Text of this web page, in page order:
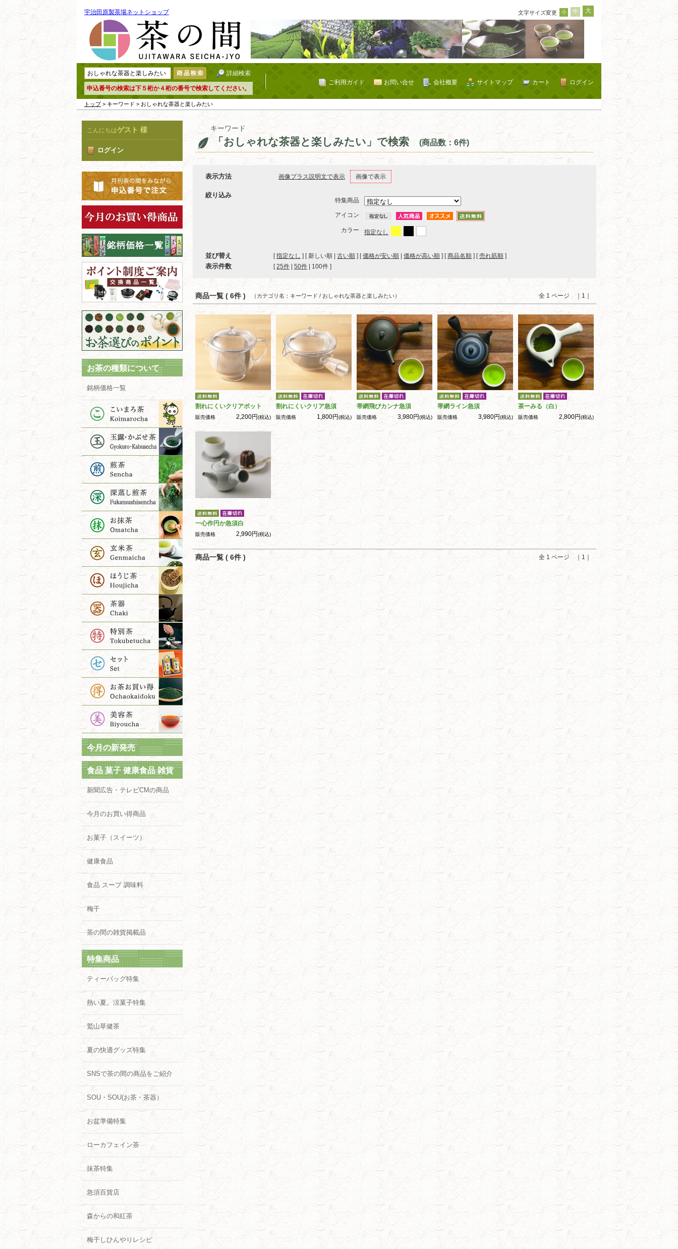
宇治田原製茶場ネットショップ 文字サイズ変更 小 中 大
詳細検索
申込番号の検索は下５桁か４桁の番号で検索してください。
ログイン
カート
サイトマップ
会社概要
お問い合せ
ご利用ガイド
トップ> キーワード > おしゃれな茶器と楽しみたい
こんにちはゲスト 様
ログイン
お茶の種類について
銘柄価格一覧
今月の新発売
食品 菓子 健康食品 雑貨
新聞広告・テレビCMの商品
今月のお買い得商品
お菓子（スイーツ）
健康食品
食品 スープ 調味料
梅干
茶の間の雑貨掲載品
特集商品
ティーバッグ特集
熱い夏。涼菓子特集
鷲山草健茶
夏の快適グッズ特集
SNSで茶の間の商品をご紹介
SOU・SOU(お茶・茶器）
お盆準備特集
ローカフェイン茶
抹茶特集
急須百貨店
森からの和紅茶
梅干しひんやりレシピ
キーワード
「おしゃれな茶器と楽しみたい」で検索 (商品数：6件)
表示方法 画像プラス説明文で表示 画像で表示
絞り込み
特集商品
アイコン
カラー 指定なし
並び替え [指定なし ] [ 新しい順 | 古い順 ] [価格が安い順 価格が高い順 ] [商品名順 ] [売れ筋順 ]
表示件数 [ 25件 50件 100件 ]
商品一覧 ( 6件 ) 全 1 ページ ｜1｜
（カテゴリ名：キーワード / おしゃれな茶器と楽しみたい）
割れにくいクリアポット
販売価格 2,200円(税込)
割れにくいクリア急須
販売価格 1,800円(税込)
帯網飛びカンナ急須
販売価格 3,980円(税込)
帯網ライン急須
販売価格 3,980円(税込)
茶ーみる（白）
販売価格 2,800円(税込)
一心作円か急須白
販売価格 2,990円(税込)
商品一覧 ( 6件 ) 全 1 ページ ｜1｜